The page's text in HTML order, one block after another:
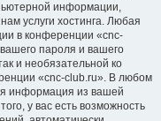
информации,
услуги хостинга. Любая
в конференции «cnc-
пароля и вашего
и необязательной ко
«cnc-club.ru». В любом
информация из вашей
у вас есть возможность